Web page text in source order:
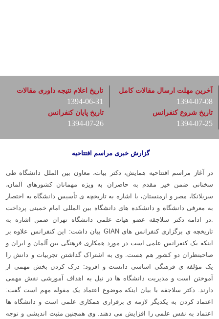
آخرین مهلت ارسال مقالات کامل
1394-07-08
تاریخ اعلام نتیجه داوری مقالات
1394-06-31
تاریخ شروع کنفرانس
1394-07-25
تاریخ پایان کنفرانس
1394-07-26
گزارش خبری مراسم افتتاحیه
در آغاز مراسم افتتاحیه همایش، دکتر بیات، معاون بین الملل دانشگاه طی
سخنانی ضمن خیر مقدم به حاضران به ویژه مهمانان کشورهای آلمان،
سریلانکا، مصر و ارمنستان، با اشاره به تاریخچه ی تأسیس دانشگاه به اختصار
به معرفی دانشگاه و دانشکده های دانشگاه بین المللی امام خمینی پرداخت
در ادامه دکتر سلاجقه عضو هیات علمی دانشگاه تهران ضمن اشاره به
تاریخچه ی برگزاری کنفرانس های GIAN بیان داشت: این کنفرانس علاوه بر
اینکه یک کنفرانس علمی است در مورد همکاری فرهنگی بین آلمان و ایران و
صاحبنظران دو کشور هم هست.وی به اشتراک گذاشتن تجربیات و دانش را
یک مؤلفه ی فرهنگی اساسی دانست و افزود: درک کردن بخش مهمی از
آموختن است و مدیریت دانشگاه ها در نیل به اهداف آموزشی نقش مهمی
دارند. دکتر سلاجقه با بیان اینکه موضوع اعتماد یک مقوله مهم است گفت:
اعتماد کردن به یکدیگر لازمه ی برقراری همکاری علمی است و دانشگاه ها
اعتماد به نفس علمی را افزایش می دهند. وی همچنین مثبت اندیشی و توجه